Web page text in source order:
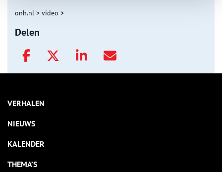
onh.nl > video >
Delen
VERHALEN
NIEUWS
KALENDER
THEMA’S